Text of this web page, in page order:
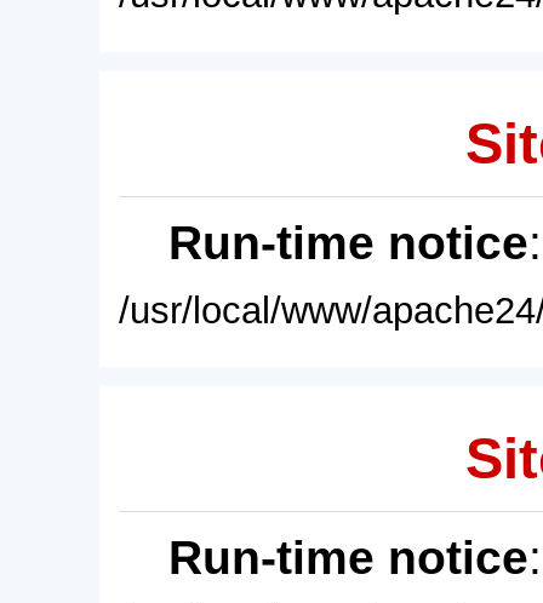
Run-time notice
/usr/local/www/
Run-time notice